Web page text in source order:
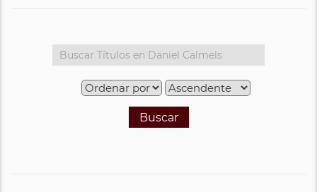
Buscar